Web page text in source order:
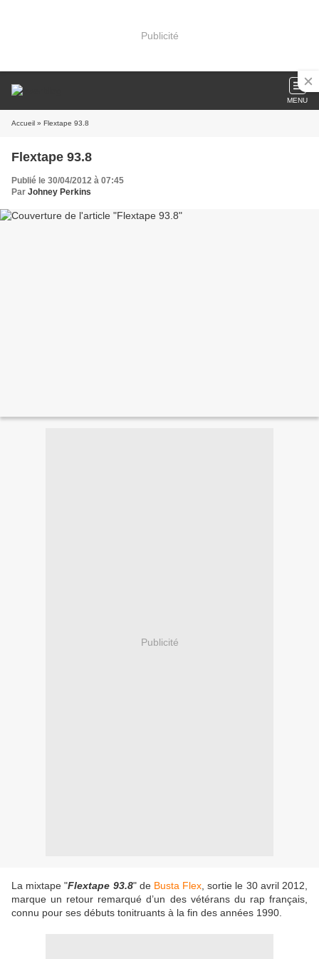
Publicité
MENU
Accueil » Flextape 93.8
Flextape 93.8
Publié le 30/04/2012 à 07:45
Par Johney Perkins
Publicité
La mixtape "Flextape 93.8" de Busta Flex , sortie le 30 avril 2012,
marque un retour remarqué d’un des vétérans du rap français,
connu pour ses débuts tonitruants à la fin des années 1990.